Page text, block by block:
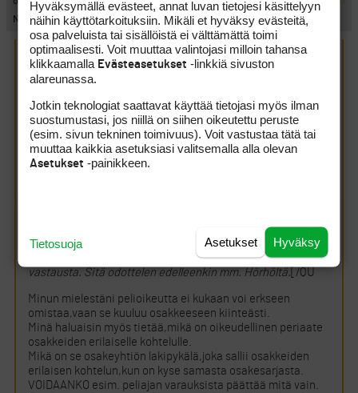
ILMOITA ASIATON VIESTI
Nimetön
Ballmarker kirjoitti:(6.3.2011 15:31:48)
0,007 kirjoitti:(6.3.2011 14:49:55)
Oleellinen kysymys on, mitä osakkeeseen sisältyvään
pelioikeuteen ylipäätään sisältyy? Ainakin oikeus
pelata kentällä ja harjoitella harjoitusalueilla, mutta
onko välttämätöntä, että peliajan varaukseen liittyvät
Tämä on juuri se olennaisin kysymys, johon keneltäkään ei
vielä ole tullut yksiselitteistä, selkeää ja juridisesti validia
vastausta. Sitä odottelen edelleenkin mm. Hörhöltä. [/QU
Minun mielestäni pelioikeutta ei kukaan voi erkseen
omistaa,vaan se kuuluu osakkeeseen kiinteästi.
Minä haluaisin myös tietää,mikä on oikeudellinen periaate
osakkeiden erilaiselle kohtelulle.
Mikä on se osakeyhtiön lakipykälä,joka sallii osakkeiden
erilaisen kohtelun,kun on kyse samasta osakesarjasta.
VOIDAANKO esim. peliajan varauksista päättää mitä vain.
Hyväksymällä evästeet, annat luvan tietojesi käsittelyyn
näihin käyttötarkoituksiin. Mikäli et hyväksy evästeitä,
osa palveluista tai sisällöistä ei välttämättä toimi
optimaalisesti. Voit muuttaa valintojasi milloin tahansa
klikkaamalla Evästeasetukset -linkkiä sivuston
alareunassa.
Jotkin teknologiat saattavat käyttää tietojasi myös ilman
suostumustasi, jos niillä on siihen oikeutettu peruste
(esim. sivun tekninen toimivuus). Voit vastustaa tätä tai
muuttaa kaikkia asetuksiasi valitsemalla alla olevan
Asetukset -painikkeen.
Hyväksy
Asetukset
Tietosuoja